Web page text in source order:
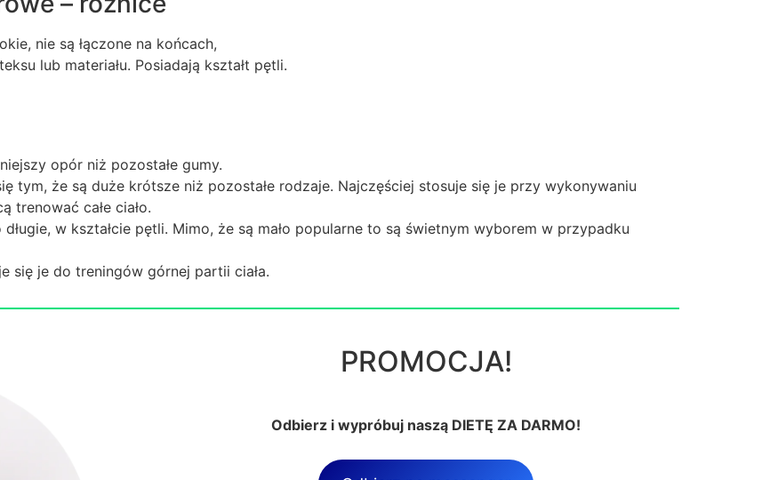
nie są łączone na końcach,
lub materiału. Posiadają kształt pętli.
opór niż pozostałe gumy.
tym, że są duże krótsze niż pozostałe rodzaje. Najczęściej stosuje się je przy wykonywaniu
trenować całe ciało.
w kształcie pętli. Mimo, że są mało popularne to są świetnym wyborem w przypadku
się je do treningów górnej partii ciała.
PROMOCJA!
Odbierz i wypróbuj naszą DIETĘ ZA DARMO!